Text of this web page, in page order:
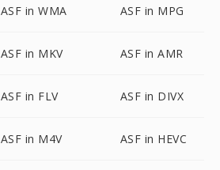
ASF in WMA ASF in MPG
ASF in MKV ASF in AMR
ASF in FLV ASF in DIVX
ASF in M4V ASF in HEVC